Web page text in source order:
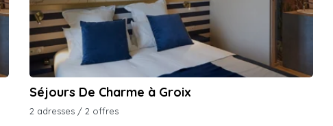
Séjours De Charme à Groix
2 adresses / 2 offres